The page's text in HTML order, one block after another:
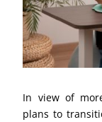
In view of
plans to